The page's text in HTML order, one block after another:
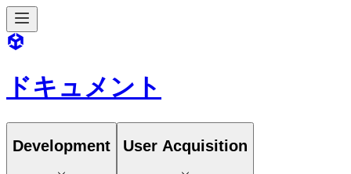
ドキュメント
Development User Acquisition